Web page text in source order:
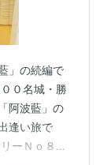
」の続編で
０名城・勝
阿波藍」の
逢い旅で
ーＮｏ８１